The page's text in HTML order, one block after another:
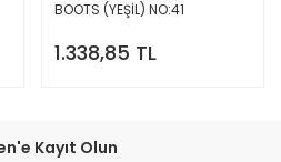
BOOTS (YEŞİL) NO:41
1.338,85 TL
Kayıt Olun